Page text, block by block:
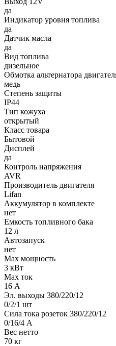
да
Индикатор уровня топлива
да
Датчик масла
да
Вид топлива
дизельное
Обмотка альтернатора
медь
Степень защиты
IP44
Тип кожуха
открытый
Класс товара
Бытовой
Дисплей
да
Контроль напряжения
AVR
Производитель двигателя
Lifan
Аккумулятор в комплекте
нет
Емкость топливного бака
12 л
Автозапуск
нет
Max мощность
3 кВт
Max ток
16 А
Эл. выходы 380/220/12
0/2/1 шт
Сила тока розеток 380/220/12
0/16/4 А
Вес нетто
70 кг